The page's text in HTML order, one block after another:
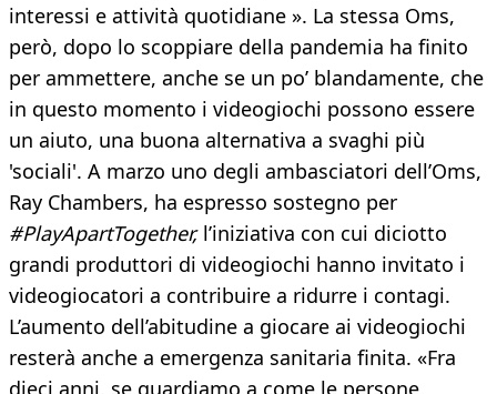
interessi e attività quotidiane ». La stessa Oms,
però, dopo lo scoppiare della pandemia ha finito
per ammettere, anche se un po’ blandamente, che
in questo momento i videogiochi possono essere
un aiuto, una buona alternativa a svaghi più
'sociali'. A marzo uno degli ambasciatori dell’Oms,
Ray Chambers, ha espresso sostegno per
#PlayApartTogether,l’iniziativa con cui diciotto
grandi produttori di videogiochi hanno invitato i
videogiocatori a contribuire a ridurre i contagi.
L’aumento dell’abitudine a giocare ai videogiochi
resterà anche a emergenza sanitaria finita. «Fra
dieci anni, se guardiamo a come le persone